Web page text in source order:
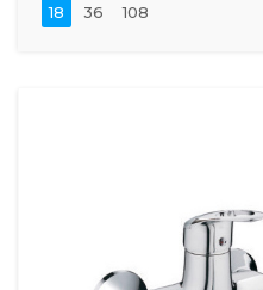
18
36 108